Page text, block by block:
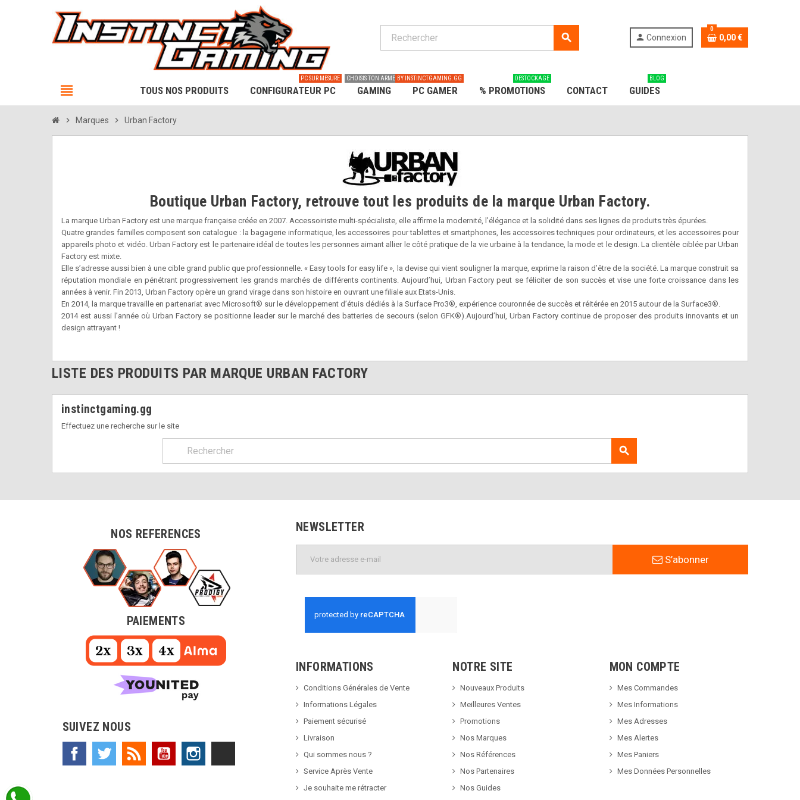
search person Connexion
0
0,00 €
view_headline TOUS NOS PRODUITS CONFIGURATEUR PC
PC SUR MESURE
GAMING
CHOISIS TON ARME
PC GAMER
BY INSTINCTGAMING.GG
% PROMOTIONS
DESTOCKAGE
CONTACT GUIDES
BLOG
chevron_right Marques chevron_right Urban Factory
Boutique Urban Factory, retrouve tout les produits de la marque Urban Factory.
La marque Urban Factory est une marque française créée en 2007. Accessoiriste multi-spécialiste, elle affirme la modernité, l’élégance et la solidité dans ses lignes de produits très épurées.
Quatre grandes familles composent son catalogue : la bagagerie informatique, les accessoires pour tablettes et smartphones, les accessoires techniques pour ordinateurs, et les accessoires pour
appareils photo et vidéo. Urban Factory est le partenaire idéal de toutes les personnes aimant allier le côté pratique de la vie urbaine à la tendance, la mode et le design. La clientèle ciblée par Urban
Factory est mixte.
Elle s’adresse aussi bien à une cible grand public que professionnelle. « Easy tools for easy life », la devise qui vient souligner la marque, exprime la raison d’être de la société. La marque construit sa
réputation mondiale en pénétrant progressivement les grands marchés de différents continents. Aujourd’hui, Urban Factory peut se féliciter de son succès et vise une forte croissance dans les
années à venir. Fin 2013, Urban Factory opère un grand virage dans son histoire en ouvrant une filiale aux Etats-Unis.
En 2014, la marque travaille en partenariat avec Microsoft® sur le développement d’étuis dédiés à la Surface Pro3®, expérience couronnée de succès et réitérée en 2015 autour de la Surface3®.
2014 est aussi l’année où Urban Factory se positionne leader sur le marché des batteries de secours (selon GFK®).Aujourd’hui, Urban Factory continue de proposer des produits innovants et un
design attrayant !
LISTE DES PRODUITS PAR MARQUE URBAN FACTORY
instinctgaming.gg
Effectuez une recherche sur le site
search
NOS REFERENCES
PAIEMENTS
SUIVEZ NOUS
Facebook Twitter Rss YouTube
NEWSLETTER
S’abonner
INFORMATIONS
Conditions Générales de Vente
Informations Légales
Paiement sécurisé
Livraison
Qui sommes nous ?
Service Après Vente
Je souhaite me rétracter
NOTRE SITE
Nouveaux Produits
Meilleures Ventes
Promotions
Nos Marques
Nos Références
Nos Partenaires
Nos Guides
MON COMPTE
Mes Commandes
Mes Informations
Mes Adresses
Mes Alertes
Mes Paniers
Mes Données Personnelles